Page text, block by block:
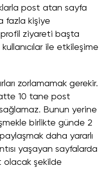
post atan sayfa
fazla kişiye
ziyareti başta
ile etkileşime
zorlamamak gerekir.
10 tane post
Bunun yerine
birlikte günde 2
daha yararlı
yaşayan sayfalarda
olacak şekilde